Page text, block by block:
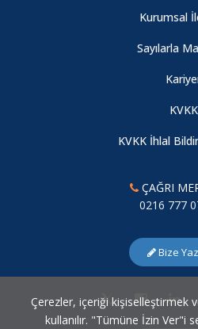
Kadına Yönelik Şiddetin
Sosyal Bilimciler için Python:
Yalıtılmış Direnç: Uluslararası
Kentsel Durumu (1990–2003)
Bilim Diplomasisinde Tanınma,
Sınırlar: Sri Lanka Örneği
Yeni Merkez Araştırmacımız
Kurumsal
Sayılarla
KVKK
KVKK İhlal
ÇAĞRI
0216 777
Bize
Çerezler, içeriği kişiselleştirmek
kullanılır. "Tümüne İzin Ver"i